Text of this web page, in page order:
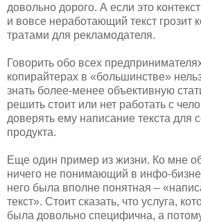
довольно дорого. А если это
и вовсе неработающий текст грозит
тратами для рекламодателя.
Говорить обо всех
копирайтерах в «большинстве»
знать более-менее объективную
решить стоит или нет работать с
доверять ему написание текста для
продукта.
Еще один пример из жизни. Ко мне
ничего не понимающий в инфо-
него была вполне понятная –
текст». Стоит сказать, что услуга,
была довольно специфична, а